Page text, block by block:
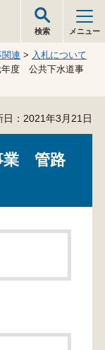
検索 メニュー
連 > 入札について
度 公共下水道事
日：2021年3月21日
業 管路